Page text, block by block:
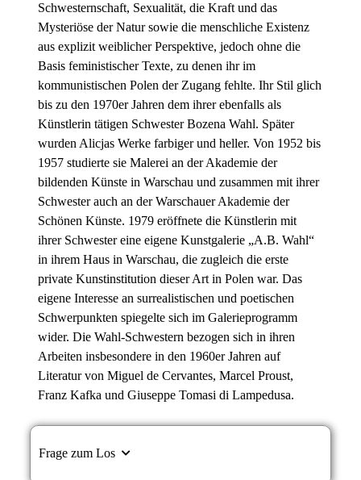
Schwesternschaft, Sexualität, die Kraft und das
Mysteriöse der Natur sowie die menschliche Existenz
aus explizit weiblicher Perspektive, jedoch ohne die
Basis feministischer Texte, zu denen ihr im
kommunistischen Polen der Zugang fehlte. Ihr Stil glich
bis zu den 1970er Jahren dem ihrer ebenfalls als
Künstlerin tätigen Schwester Bozena Wahl. Später
wurden Alicjas Werke farbiger und heller. Von 1952 bis
1957 studierte sie Malerei an der Akademie der
bildenden Künste in Warschau und zusammen mit ihrer
Schwester auch an der Warschauer Akademie der
Schönen Künste. 1979 eröffnete die Künstlerin mit
ihrer Schwester eine eigene Kunstgalerie „A.B. Wahl“
in ihrem Haus in Warschau, die zugleich die erste
private Kunstinstitution dieser Art in Polen war. Das
eigene Interesse an surrealistischen und poetischen
Schwerpunkten spiegelte sich im Galerieprogramm
wider. Die Wahl-Schwestern bezogen sich in ihren
Arbeiten insbesondere in den 1960er Jahren auf
Literatur von Miguel de Cervantes, Marcel Proust,
Franz Kafka und Giuseppe Tomasi di Lampedusa.
Frage zum Los